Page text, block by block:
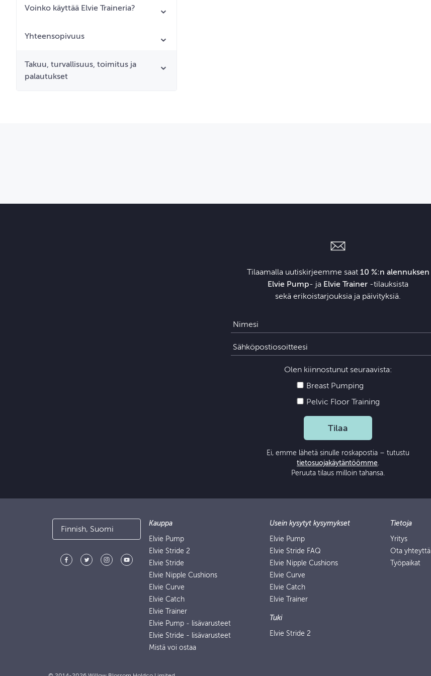
Voinko käyttää Elvie Traineria?
Yhteensopivuus
Takuu, turvallisuus, toimitus ja
palautukset
Tilaamalla uutiskirjeemme saat 10 %:n alennuksen
Elvie Pump- ja Elvie Trainer ‑tilauksista
sekä erikoistarjouksia ja päivityksiä.
Olen kiinnostunut seuraavista:
Breast Pumping
Pelvic Floor Training
Tilaa
Ei, emme lähetä sinulle roskapostia – tutustu
tietosuojakäytäntöömme.
Peruuta tilaus milloin tahansa.
Finnish, Suomi
Kauppa
Elvie Pump
Elvie Stride 2
Elvie Stride
Elvie Nipple Cushions
Elvie Curve
Elvie Catch
Elvie Trainer
Elvie Pump ‑ lisävarusteet
Elvie Stride - lisävarusteet
Mistä voi ostaa
Usein kysytyt kysymykset
Elvie Pump
Elvie Stride FAQ
Elvie Nipple Cushions
Elvie Curve
Elvie Catch
Elvie Trainer
Tuki
Elvie Stride 2
Tietoja
Yritys
Ota yhteyttä
Työpaikat